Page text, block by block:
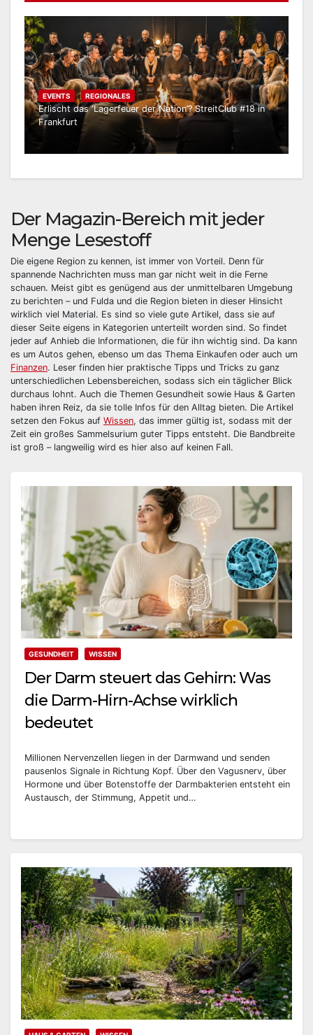
EVENTS REGIONALES
Erlischt das ‘Lagerfeuer der Nation’? StreitClub #18 in
Frankfurt
Der Magazin-Bereich mit jeder
Menge Lesestoff
Die eigene Region zu kennen, ist immer von Vorteil. Denn für
spannende Nachrichten muss man gar nicht weit in die Ferne
schauen. Meist gibt es genügend aus der unmittelbaren Umgebung
zu berichten – und Fulda und die Region bieten in dieser Hinsicht
wirklich viel Material. Es sind so viele gute Artikel, dass sie auf
dieser Seite eigens in Kategorien unterteilt worden sind. So findet
jeder auf Anhieb die Informationen, die für ihn wichtig sind. Da kann
es um Autos gehen, ebenso um das Thema Einkaufen oder auch um
Finanzen. Leser finden hier praktische Tipps und Tricks zu ganz
unterschiedlichen Lebensbereichen, sodass sich ein täglicher Blick
durchaus lohnt. Auch die Themen Gesundheit sowie Haus & Garten
haben ihren Reiz, da sie tolle Infos für den Alltag bieten. Die Artikel
setzen den Fokus auf Wissen, das immer gültig ist, sodass mit der
Zeit ein großes Sammelsurium guter Tipps entsteht. Die Bandbreite
ist groß – langweilig wird es hier also auf keinen Fall.
GESUNDHEIT WISSEN
Der Darm steuert das Gehirn: Was
die Darm-Hirn-Achse wirklich
bedeutet
Millionen Nervenzellen liegen in der Darmwand und senden
pausenlos Signale in Richtung Kopf. Über den Vagusnerv, über
Hormone und über Botenstoffe der Darmbakterien entsteht ein
Austausch, der Stimmung, Appetit und…